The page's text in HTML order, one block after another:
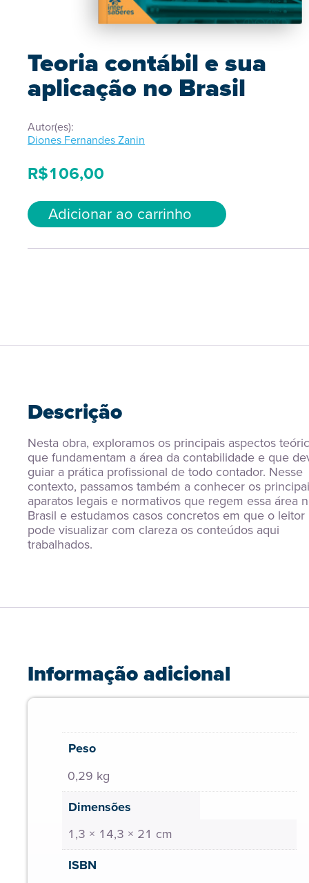
Teoria contábil e sua
aplicação no Brasil
Autor(es):
Diones Fernandes Zanin
R$106,00
Adicionar ao carrinho
Descrição
Nesta obra, exploramos os principais aspectos
que fundamentam a área da contabilidade e que
guiar a prática profissional de todo contador. Nesse
contexto, passamos também a conhecer os
aparatos legais e normativos que regem essa área
Brasil e estudamos casos concretos em que o leitor
pode visualizar com clareza os conteúdos aqui
trabalhados.
Informação adicional
Peso
0,29 kg
Dimensões
1,3 × 14,3 × 21 cm
ISBN